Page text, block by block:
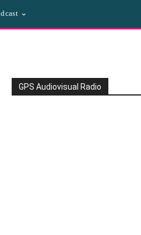
GPS Audiovisual Radio